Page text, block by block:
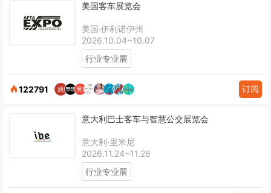
美国客车展览会
美国·伊利诺伊州
2026.10.04~10.07
行业专业展
122791 订阅
意大利巴士客车与智慧公交展览会
意大利·里米尼
2026.11.24~11.26
行业专业展